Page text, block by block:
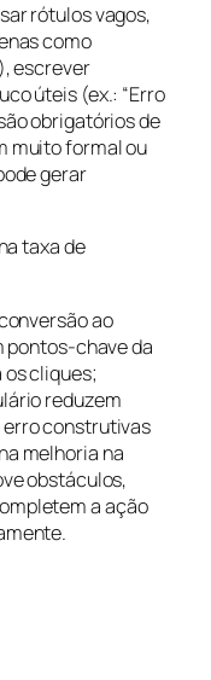
rótulos vagos,
como
escrever
úteis (ex.: “Erro
obrigatórios de
muito formal ou
gerar
taxa de
ao
pontos-chave da
cliques;
reduzem
erro construtivas
melhoria na
obstáculos,
a ação